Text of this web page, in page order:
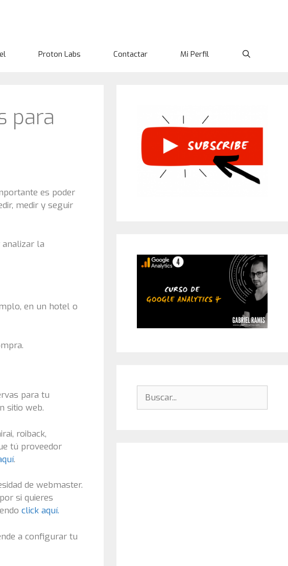
Proton Labs Contactar Mi Perfil
para
es poder
medir y seguir
la
en un hotel o
para tu
sitio web.
roiback,
tú proveedor
.
de webmaster.
por si quieres
click aquí.
a configurar tu
Buscar: